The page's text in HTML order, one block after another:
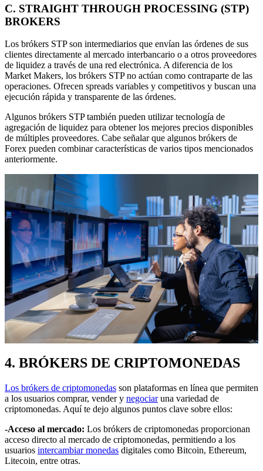
C. STRAIGHT THROUGH PROCESSING (STP)
BROKERS
Los brókers STP son intermediarios que envían las órdenes de sus
clientes directamente al mercado interbancario o a otros proveedores
de liquidez a través de una red electrónica. A diferencia de los
Market Makers, los brókers STP no actúan como contraparte de las
operaciones. Ofrecen spreads variables y competitivos y buscan una
ejecución rápida y transparente de las órdenes.
Algunos brókers STP también pueden utilizar tecnología de
agregación de liquidez para obtener los mejores precios disponibles
de múltiples proveedores. Cabe señalar que algunos brókers de
Forex pueden combinar características de varios tipos mencionados
anteriormente.
4. BRÓKERS DE CRIPTOMONEDAS
Los brókers de criptomonedas son plataformas en línea que permiten
a los usuarios comprar, vender y negociaruna variedad de
criptomonedas. Aquí te dejo algunos puntos clave sobre ellos:
-Acceso al mercado: Los brókers de criptomonedas proporcionan
acceso directo al mercado de criptomonedas, permitiendo a los
usuarios intercambiar monedas digitales como Bitcoin, Ethereum,
Litecoin, entre otras.